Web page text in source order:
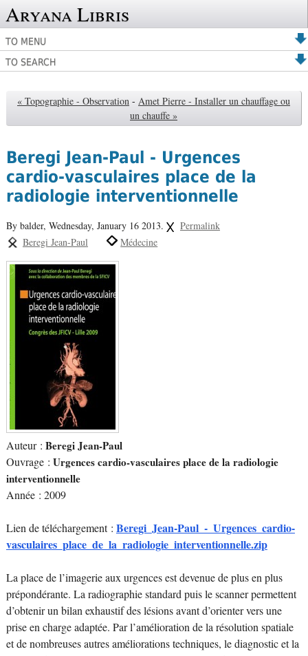
Aryana Libris
TO MENU
TO SEARCH
« Topographie - Observation - Amet Pierre - Installer un chauffage ou
un chauffe »
Beregi Jean-Paul - Urgences
cardio-vasculaires place de la
radiologie interventionnelle
By balder, Wednesday, January 16 2013.
Permalink
Beregi Jean-Paul
Médecine
Auteur : Beregi Jean-Paul
Ouvrage : Urgences cardio-vasculaires place de la radiologie
interventionnelle
Année : 2009
Lien de téléchargement : Beregi_Jean-Paul_-_Urgences_cardio-
vasculaires_place_de_la_radiologie_interventionnelle.zip
La place de l’imagerie aux urgences est devenue de plus en plus
prépondérante. La radiographie standard puis le scanner permettent
d’obtenir un bilan exhaustif des lésions avant d’orienter vers une
prise en charge adaptée. Par l’amélioration de la résolution spatiale
et de nombreuses autres améliorations techniques, le diagnostic et la